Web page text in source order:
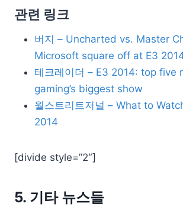
관련 링크
버지 – Uncharted vs. Master
Microsoft square off at E3
테크레이더 – E3 2014: top five
gaming’s biggest show
월스트리트저널 – What to
2014
[divide style=”2″]
5. 기타 뉴스들